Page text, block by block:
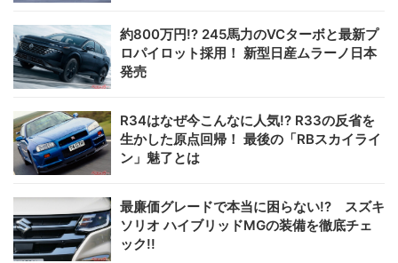
約800万円!? 245馬力のVCターボと最新プ
ロパイロット採用！ 新型日産ムラーノ日本
発売
R34はなぜ今こんなに人気!? R33の反省を
生かした原点回帰！ 最後の「RBスカイライ
ン」魅了とは
最廉価グレードで本当に困らない!? スズキ
ソリオ ハイブリッドMGの装備を徹底チェ
ック!!